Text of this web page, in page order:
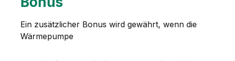
Ein zusätzlicher Bonus wird gewährt, wenn die
Wärmepumpe